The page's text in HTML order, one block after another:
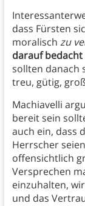
dass Fürsten
moralisch zu
darauf bedacht
sollten danach
treu, gütig,
Machiavelli
bereit sein
auch ein, dass
Herrscher
offensichtlich
Versprechen
einzuhalten,
und das